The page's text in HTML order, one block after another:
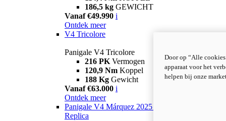
186,5 kg GEWICHT
Vanaf €49.990 i
Ontdek meer
V4 Tricolore
Panigale V4 Tricolore
216 PK Vermogen
120,9 Nm Koppel
188 Kg Gewicht
Vanaf €63.000 i
Ontdek meer
Panigale V4 Márquez 2025 World Champion
Replica
Door op “Alle
apparaat voor het
helpen bij onze